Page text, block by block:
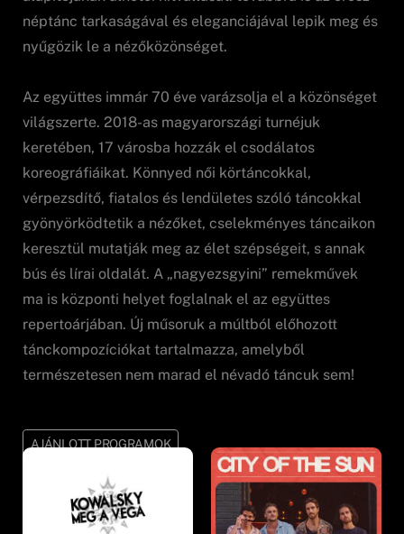
néptánc tarkaságával és eleganciájával lepik meg és
nyűgözik le a nézőközönséget.
Az együttes immár 70 éve varázsolja el a közönséget
világszerte. 2018-as magyarországi turnéjuk
keretében, 17 városba hozzák el csodálatos
koreográfiáikat. Könnyed női körtáncokkal,
vérpezsdítő, fiatalos és lendületes szóló táncokkal
gyönyörködtetik a nézőket, cselekményes táncaikon
keresztül mutatják meg az élet szépségeit, s annak
bús és lírai oldalát. A „nagyezsgyini” remekművek
ma is központi helyet foglalnak el az együttes
repertoárjában. Új műsoruk a múltból előhozott
tánckompozíciókat tartalmazza, amelyből
természetesen nem marad el névadó táncuk sem!
AJÁNLOTT PROGRAMOK